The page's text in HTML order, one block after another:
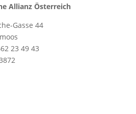
Allianz Österreich
Gasse 44
23 49 43